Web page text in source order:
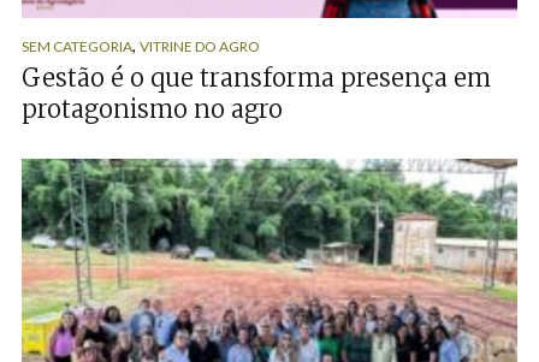
SEM CATEGORIA, VITRINE DO AGRO
Gestão é o que transforma presença em
protagonismo no agro